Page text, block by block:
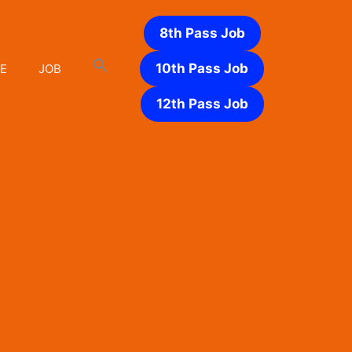
JOB
8th Pass Job
10th Pass Job
12th Pass Job